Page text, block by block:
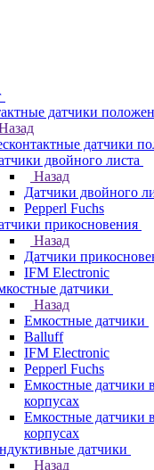
датчики
датчики
двойного листа
Назад
Датчики двойного
Pepperl Fuchs
прикосновения
Назад
Датчики
IFM Electronic
датчики
Назад
Емкостные датчики
Balluff
IFM Electronic
Pepperl Fuchs
Емкостные датчики
корпусах
Емкостные датчики
корпусах
датчики
Назад